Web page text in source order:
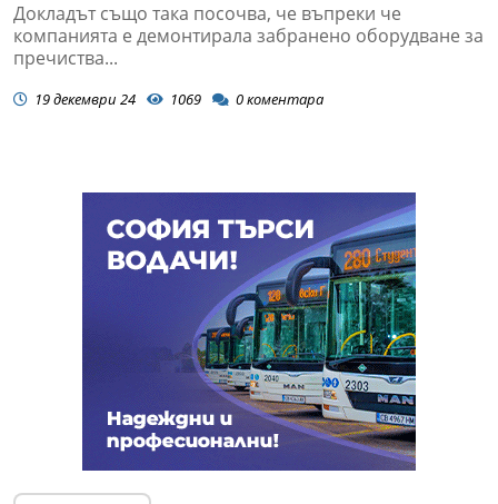
Докладът също така посочва, че въпреки че
компанията е демонтирала забранено оборудване за
пречиства...
19 декември 24 1069 0коментара